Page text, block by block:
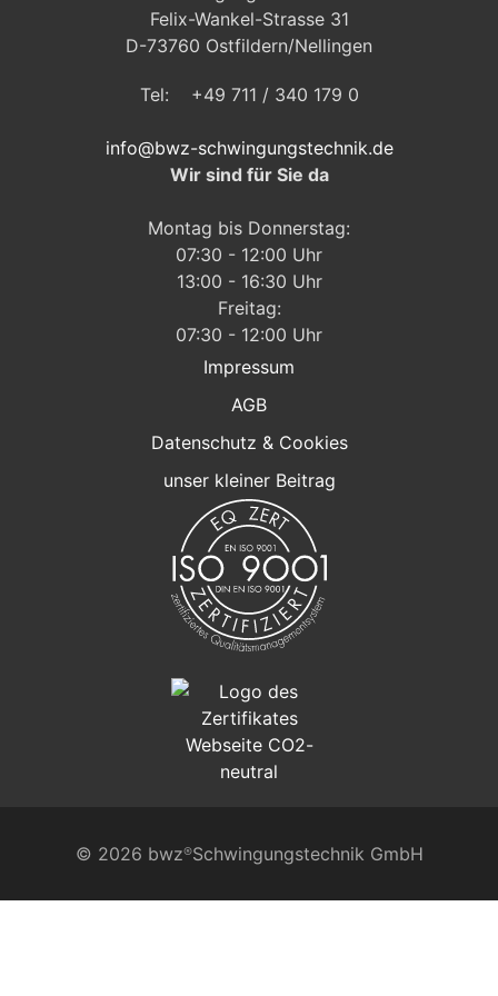
Felix-Wankel-Strasse 31
D-73760 Ostfildern/Nellingen
Tel: +49 711 / 340 179 0
info@bwz-schwingungstechnik.de
Wir sind für Sie da
Montag bis Donnerstag:
07:30 - 12:00 Uhr
13:00 - 16:30 Uhr
Freitag:
07:30 - 12:00 Uhr
Impressum
AGB
Datenschutz & Cookies
unser kleiner Beitrag
© 2026 bwz®Schwingungstechnik GmbH